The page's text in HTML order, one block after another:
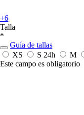
+6
Talla
*
Guía de tallas
XS
S 24h M
Este campo es obligatorio